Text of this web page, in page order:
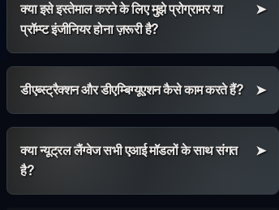
क्या इसे इस्तेमाल करने के लिए मुझे प्रोग्रामर या
प्रॉम्प्ट इंजीनियर होना ज़रूरी है?
डीएब्स्ट्रैक्शन और डीएम्बिग्यूएशन कैसे काम करते हैं?
क्या न्यूट्रल लैंग्वेज सभी एआई मॉडलों के साथ संगत
है?